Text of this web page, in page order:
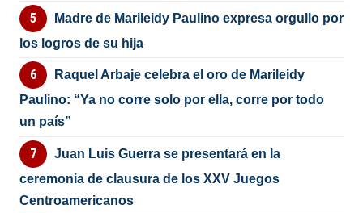
Madre de Marileidy Paulino expresa orgullo por
los logros de su hija
Raquel Arbaje celebra el oro de Marileidy
Paulino: “Ya no corre solo por ella, corre por todo
un país”
Juan Luis Guerra se presentará en la
ceremonia de clausura de los XXV Juegos
Centroamericanos